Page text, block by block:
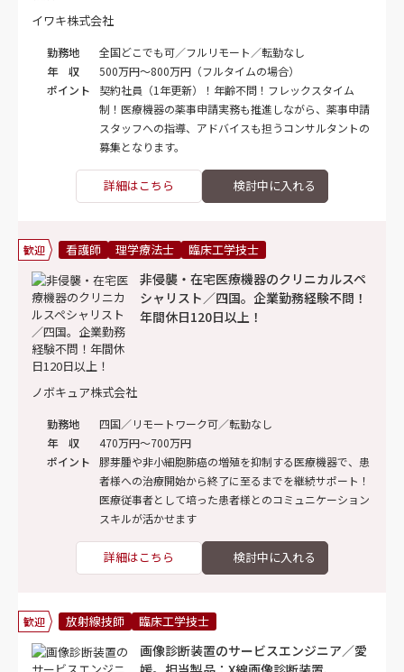
イワキ株式会社
勤務地
全国どこでも可／フルリモート／転勤なし
年 収
500万円～800万円（フルタイムの場合）
ポイント
契約社員（1年更新）！年齢不問！フレックスタイム
制！医療機器の薬事申請実務も推進しながら、薬事申請
スタッフへの指導、アドバイスも担うコンサルタントの
募集となります。
詳細はこちら
歓迎 看護師 理学療法士 臨床工学技士
非侵襲・在宅医療機器のクリニカルスペ
シャリスト／四国。企業勤務経験不問！
年間休日120日以上！
ノボキュア株式会社
勤務地
四国／リモートワーク可／転勤なし
年 収
470万円～700万円
ポイント
膠芽腫や非小細胞肺癌の増殖を抑制する医療機器で、患
者様への治療開始から終了に至るまでを継続サポート！
医療従事者として培った患者様とのコミュニケーション
スキルが活かせます
詳細はこちら
歓迎 放射線技師 臨床工学技士
画像診断装置のサービスエンジニア／愛